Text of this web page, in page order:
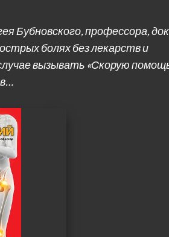
Бубновского, профессора,
болях без лекарств и
вызывать «Скорую